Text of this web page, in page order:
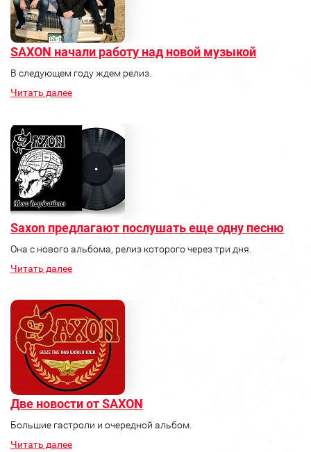
SAXON начали работу над новой музыкой
В следующем году ждем релиз.
Читать далее
Saxon предлагают послушать еще одну песню
Она с нового альбома, релиз которого через три дня.
Читать далее
Две новости от SAXON
Большие гастроли и очередной альбом.
Читать далее